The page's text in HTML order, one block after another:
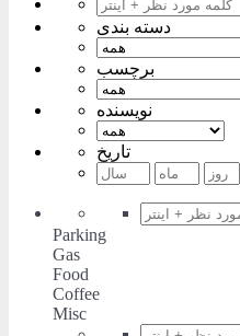
دسته بندی
برچسب
نویسنده
تاریخ
Parking
Gas
Food
Coffee
Misc